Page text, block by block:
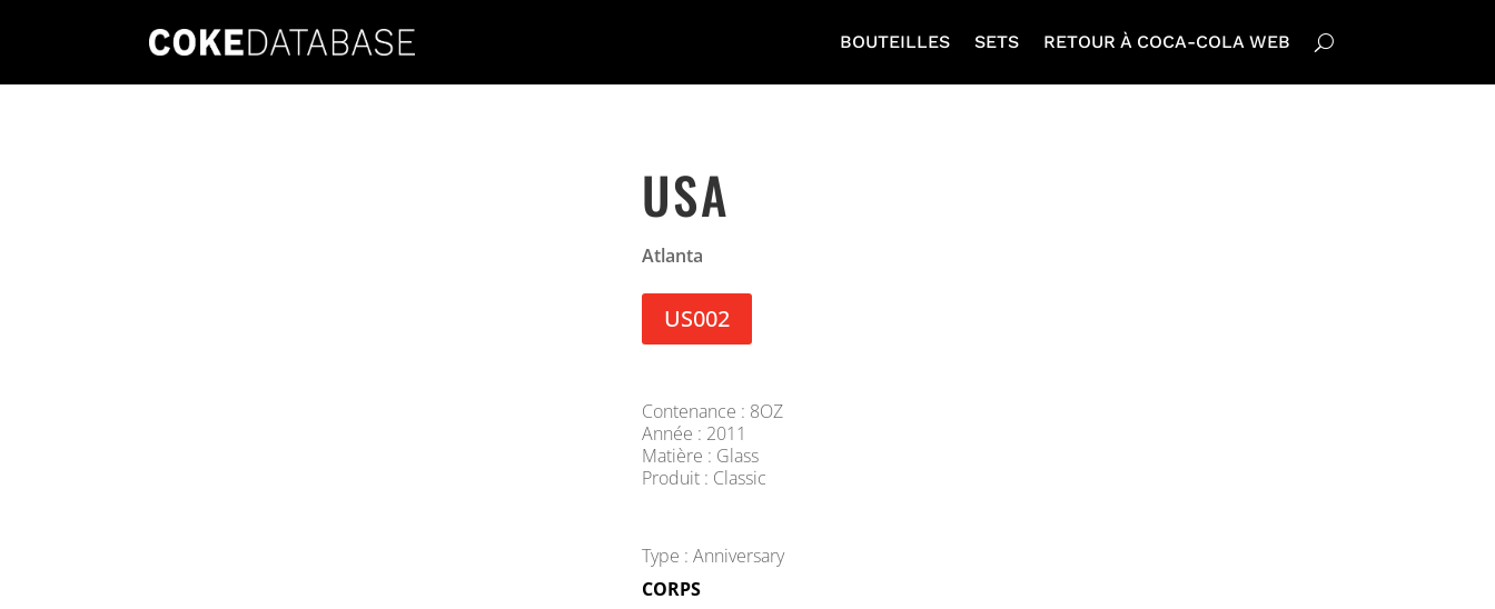
BOUTEILLES SETS RETOUR À COCA-COLA WEB
USA
Atlanta
US002
Contenance : 8OZ
Année : 2011
Matière : Glass
Produit : Classic
Type : Anniversary
CORPS